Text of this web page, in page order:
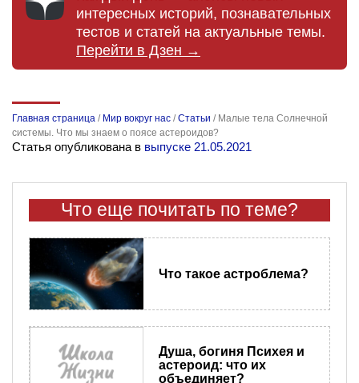
интересных историй, познавательных
тестов и статей на актуальные темы.
Перейти в Дзен →
Главная страница / Мир вокруг нас /Статьи / Малые тела Солнечной
системы. Что мы знаем о поясе астероидов?
Статья опубликована в выпуске 21.05.2021
Что еще почитать по теме?
Что такое астроблема?
Душа, богиня Психея и
астероид: что их
объединяет?